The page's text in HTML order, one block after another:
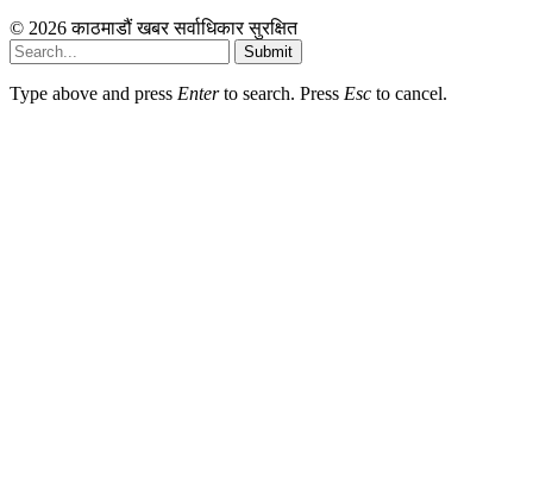
© 2026 काठमाडौं खबर सर्वाधिकार सुरक्षित
Submit
Type above and press Enterto search. Press Esc to cancel.